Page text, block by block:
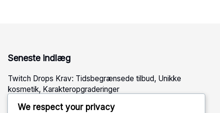
Seneste indlæg
Twitch Drops Krav: Tidsbegrænsede tilbud, Unikke
kosmetik, Karakteropgraderinger
Twitch Drops Krav: Live stream begivenheder, Unikke
We respect your privacy